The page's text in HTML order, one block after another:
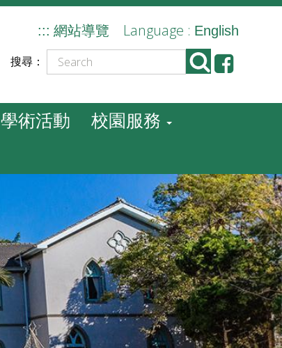
::: 網站導覽 Language : English
搜尋：
學術活動
校園服務